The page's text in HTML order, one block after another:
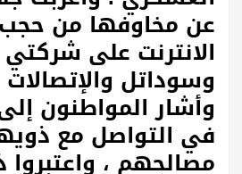
عن مخاوفها من
الانترنت على شركتي
وسوداتل
وأشار المواطنون
في التواصل مع
مصالحهم ، واعتبروا